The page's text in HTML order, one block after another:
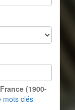
(1900-
mots clés